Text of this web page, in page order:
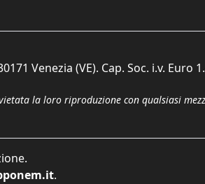
Venezia (VE). Cap. Soc. i.v. Euro
la loro riproduzione con qualsiasi
.